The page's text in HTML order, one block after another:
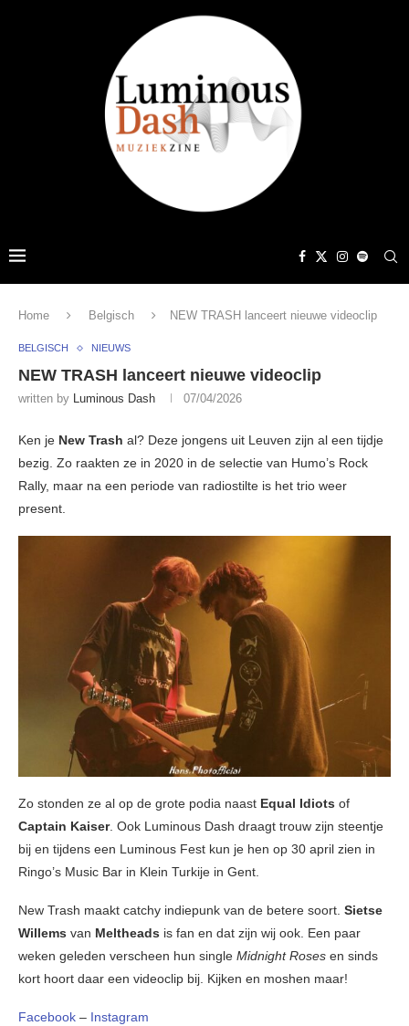
Home Belgisch NEW TRASH lanceert nieuwe videoclip
BELGISCH NIEUWS
NEW TRASH lanceert nieuwe videoclip
written by Luminous Dash 07/04/2026
Ken je New Trash al? Deze jongens uit Leuven zijn al een tijdje
bezig. Zo raakten ze in 2020 in de selectie van Humo’s Rock
Rally, maar na een periode van radiostilte is het trio weer
present.
Zo stonden ze al op de grote podia naast Equal Idiots of
Captain Kaiser. Ook Luminous Dash draagt trouw zijn steentje
bij en tijdens een Luminous Fest kun je hen op 30 april zien in
Ringo’s Music Bar in Klein Turkije in Gent.
New Trash maakt catchy indiepunk van de betere soort. Sietse
Willems van Meltheads is fan en dat zijn wij ook. Een paar
weken geleden verscheen hun single Midnight Roses en sinds
kort hoort daar een videoclip bij. Kijken en moshen maar!
Facebook – Instagram